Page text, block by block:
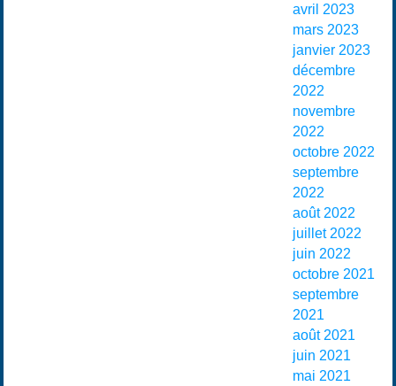
avril 2023
mars 2023
janvier 2023
décembre
2022
novembre
2022
octobre 2022
septembre
2022
août 2022
juillet 2022
juin 2022
octobre 2021
septembre
2021
août 2021
juin 2021
mai 2021